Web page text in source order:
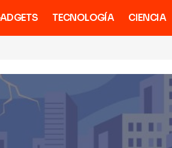
TECNOLOGÍA CIENCIA